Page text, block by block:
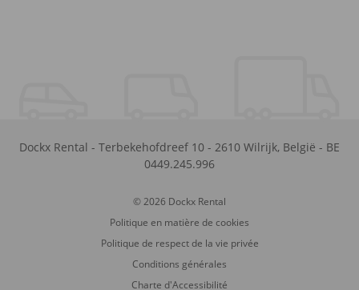
Dockx Rental - Terbekehofdreef 10 - 2610 Wilrijk, België - BE
0449.245.996
© 2026 Dockx Rental
Politique en matière de cookies
Politique de respect de la vie privée
Conditions générales
Charte d'Accessibilité